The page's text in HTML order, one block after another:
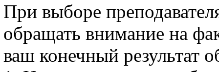
При выборе
обращать внимание на
ваш конечный результат